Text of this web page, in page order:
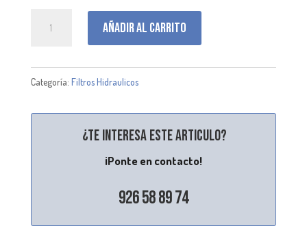
Añadir al carrito
Categoría: Filtros Hidraulicos
¿Te interesa este articulo?
¡Ponte en contacto!
926 58 89 74